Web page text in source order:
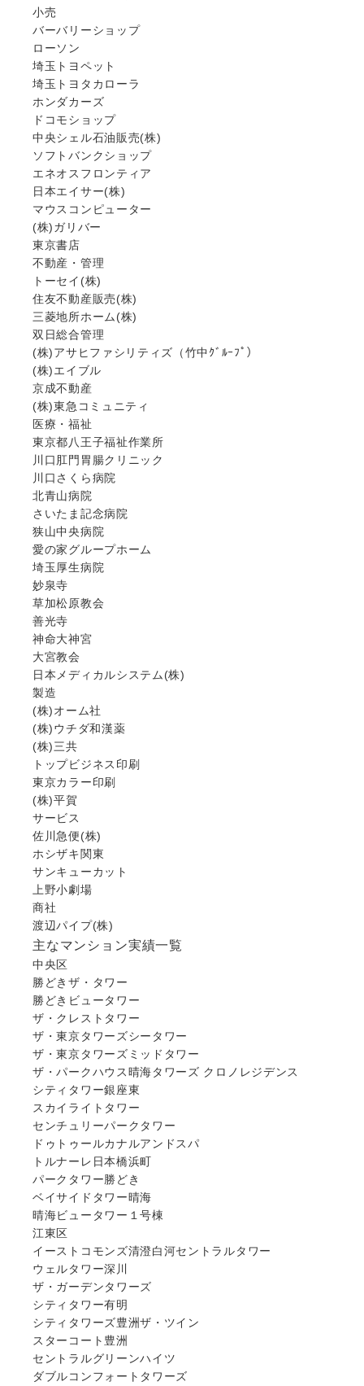
小売
バーバリーショップ
ローソン
埼玉トヨペット
埼玉トヨタカローラ
ホンダカーズ
ドコモショップ
中央シェル石油販売(株)
ソフトバンクショップ
エネオスフロンティア
日本エイサー(株)
マウスコンピューター
(株)ガリバー
東京書店
不動産・管理
トーセイ(株)
住友不動産販売(株)
三菱地所ホーム(株)
双日総合管理
(株)アサヒファシリティズ（竹中ｸﾞﾙｰﾌﾟ）
(株)エイブル
京成不動産
(株)東急コミュニティ
医療・福祉
東京都八王子福祉作業所
川口肛門胃腸クリニック
川口さくら病院
北青山病院
さいたま記念病院
狭山中央病院
愛の家グループホーム
埼玉厚生病院
妙泉寺
草加松原教会
善光寺
神命大神宮
大宮教会
日本メディカルシステム(株)
製造
(株)オーム社
(株)ウチダ和漢薬
(株)三共
トップビジネス印刷
東京カラー印刷
(株)平賀
サービス
佐川急便(株)
ホシザキ関東
サンキューカット
上野小劇場
商社
渡辺パイプ(株)
主なマンション実績一覧
中央区
勝どきザ・タワー
勝どきビュータワー
ザ・クレストタワー
ザ・東京タワーズシータワー
ザ・東京タワーズミッドタワー
ザ・パークハウス晴海タワーズ クロノレジデンス
シティタワー銀座東
スカイライトタワー
センチュリーパークタワー
ドゥトゥールカナルアンドスパ
トルナーレ日本橋浜町
パークタワー勝どき
ベイサイドタワー晴海
晴海ビュータワー１号棟
江東区
イーストコモンズ清澄白河セントラルタワー
ウェルタワー深川
ザ・ガーデンタワーズ
シティタワー有明
シティタワーズ豊洲ザ・ツイン
スターコート豊洲
セントラルグリーンハイツ
ダブルコンフォートタワーズ